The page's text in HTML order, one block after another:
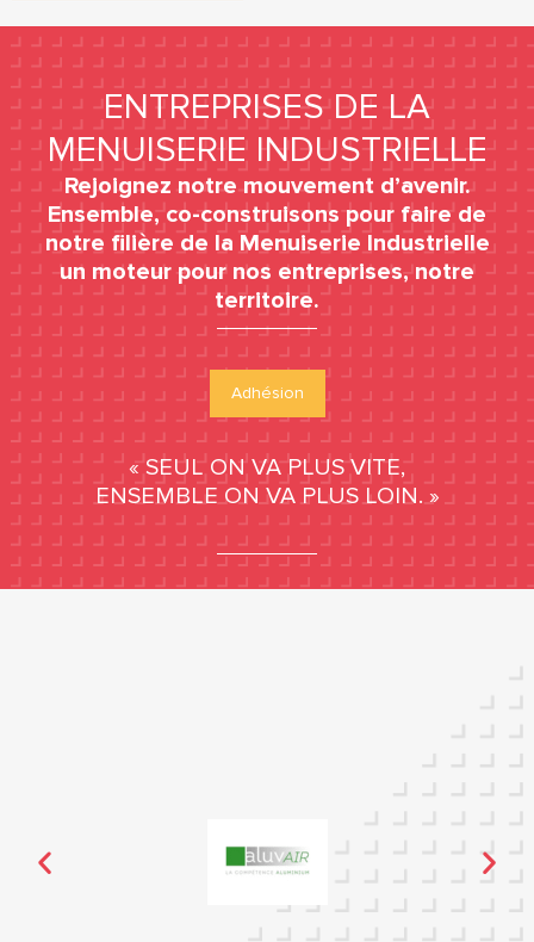
ENTREPRISES DE LA
MENUISERIE INDUSTRIELLE
Rejoignez notre mouvement d’avenir.
Ensemble, co-construisons pour faire de
notre filière de la Menuiserie Industrielle
un moteur pour nos entreprises, notre
territoire.
Adhésion
« SEUL ON VA PLUS VITE,
ENSEMBLE ON VA PLUS LOIN. »